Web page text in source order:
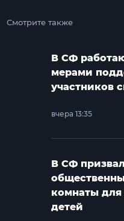
Смотрите также
В СФ
мерами
участников
вчера 13:35
В СФ
комнаты
детей